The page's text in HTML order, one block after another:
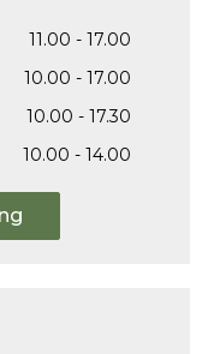
11.00 - 17.00
10.00 - 17.00
10.00 - 17.30
10.00 - 14.00